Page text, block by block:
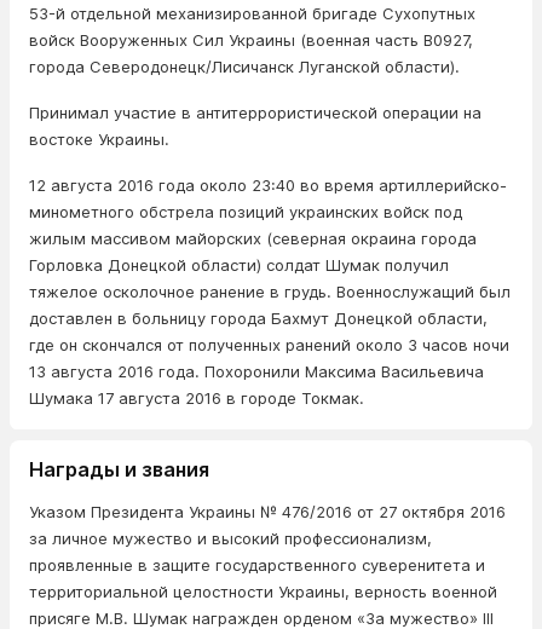
53-й отдельной механизированной бригаде Сухопутных
войск Вооруженных Сил Украины (военная часть В0927,
города Северодонецк/Лисичанск Луганской области).
Принимал участие в антитеррористической операции на
востоке Украины.
12 августа 2016 года около 23:40 во время артиллерийско-
минометного обстрела позиций украинских войск под
жилым массивом майорских (северная окраина города
Горловка Донецкой области) солдат Шумак получил
тяжелое осколочное ранение в грудь. Военнослужащий был
доставлен в больницу города Бахмут Донецкой области,
где он скончался от полученных ранений около 3 часов ночи
13 августа 2016 года. Похоронили Максима Васильевича
Шумака 17 августа 2016 в городе Токмак.
Награды и звания
Указом Президента Украины № 476/2016 от 27 октября 2016
за личное мужество и высокий профессионализм,
проявленные в защите государственного суверенитета и
территориальной целостности Украины, верность военной
присяге М.В. Шумак награжден орденом «За мужество» III